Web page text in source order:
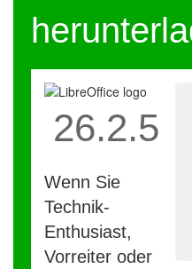
26.2.5
Wenn Sie
Technik-
Enthusiast,
Vorreiter oder